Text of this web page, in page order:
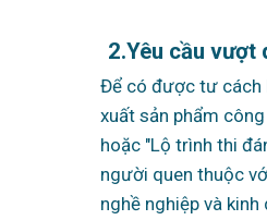
2.Yêu cầu vượt
Để có được tư cách
xuất sản phẩm
hoặc "Lộ trình thi
người quen thuộc
nghề nghiệp và